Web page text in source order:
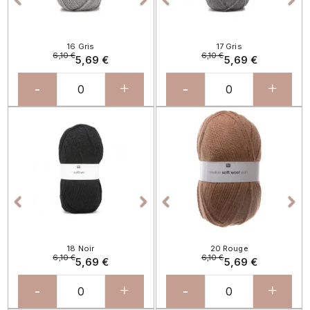
16 Gris
6,10 €5,69 €
- +
17 Gris
6,10 €5,69 €
- +
 
18 Noir
6,10 €5,69 €
- +

Précédent

20 Rouge
6,10 €5,69 €
- +